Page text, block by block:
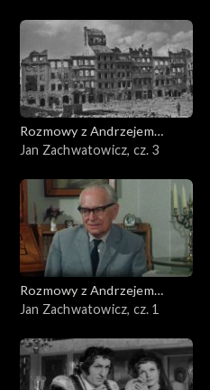
Rozmowy z Andrzejem
Doboszem
Jan Zachwatowicz, cz. 3
Rozmowy z Andrzejem
Doboszem
Jan Zachwatowicz, cz. 1